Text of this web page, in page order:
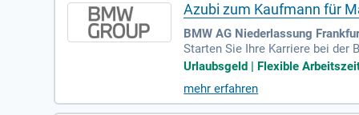
Azubi zum Kaufmann für
BMW AG Niederlassung
Starten Sie Ihre Karriere bei der
ergütung sowie attraktive
bernahmechancen. Nutzen Sie
ubi-Fahrzeuge und
Urlaubsgeld | Flexible
mehr erfahren